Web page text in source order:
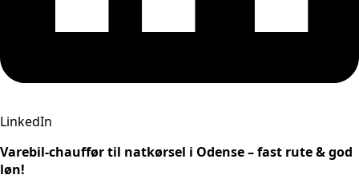
LinkedIn
Varebil-chauffør til natkørsel i Odense – fast rute & god
løn!